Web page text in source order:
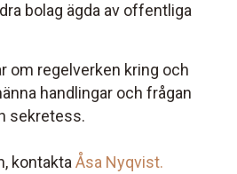
bolag ägda av offentliga
om regelverken kring och
handlingar och frågan
sekretess.
kontakta Åsa Nyqvist.